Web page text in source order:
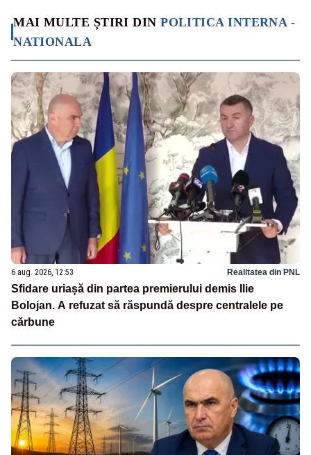
MAI MULTE ȘTIRI DINPOLITICA INTERNA -
NATIONALA
6 aug. 2026, 12:53 Realitatea din PNL
Sfidare uriașă din partea premierului demis Ilie
Bolojan. A refuzat să răspundă despre centralele pe
cărbune